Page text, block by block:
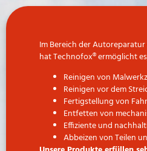
Im Bereich der
hat Technofox®ermöglicht
Reinigen von
Reinigen vor dem
Fertigstellung von
Entfetten von
Effiziente und
Abbeizen von Teilen